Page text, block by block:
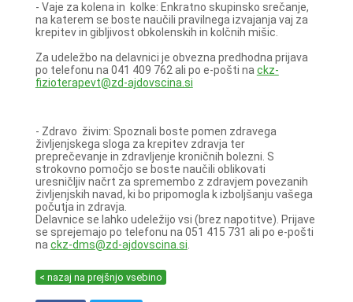
- Vaje za kolena in kolke: Enkratno skupinsko srečanje,
na katerem se boste naučili pravilnega izvajanja vaj za
krepitev in gibljivost obkolenskih in kolčnih mišic.
Za udeležbo na delavnici je obvezna predhodna prijava
po telefonu na 041 409 762 ali po e-pošti na ckz-
fizioterapevt@zd-ajdovscina.si
- Zdravo živim: Spoznali boste pomen zdravega
življenjskega sloga za krepitev zdravja ter
preprečevanje in zdravljenje kroničnih bolezni. S
strokovno pomočjo se boste naučili oblikovati
uresničljiv načrt za spremembo z zdravjem povezanih
življenjskih navad, ki bo pripomogla k izboljšanju vašega
počutja in zdravja.
Delavnice se lahko udeležijo vsi (brez napotitve). Prijave
se sprejemajo po telefonu na 051 415 731 ali po e-pošti
nackz-dms@zd-ajdovscina.si.
< nazaj na prejšnjo vsebino